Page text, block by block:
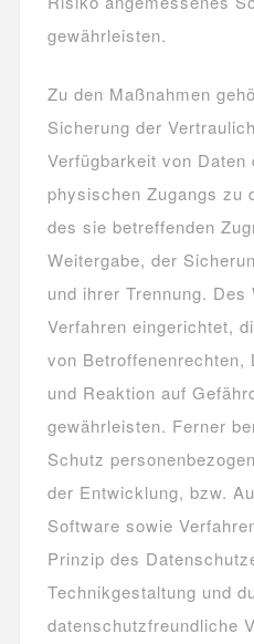
gewährleisten.
Zu den Maßnahmen
Sicherung der
Verfügbarkeit von Daten
physischen Zugangs zu
des sie betreffenden
Weitergabe, der
und ihrer Trennung. Des
Verfahren eingerichtet,
von Betroffenenrechten,
und Reaktion auf
gewährleisten. Ferner
Schutz
der Entwicklung, bzw.
Software sowie
Prinzip des
Technikgestaltung und
datenschutzfreundliche